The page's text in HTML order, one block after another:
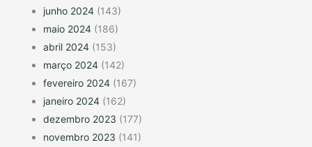
junho 2024 (143)
maio 2024 (186)
abril 2024 (153)
março 2024 (142)
fevereiro 2024 (167)
janeiro 2024 (162)
dezembro 2023 (177)
novembro 2023 (141)